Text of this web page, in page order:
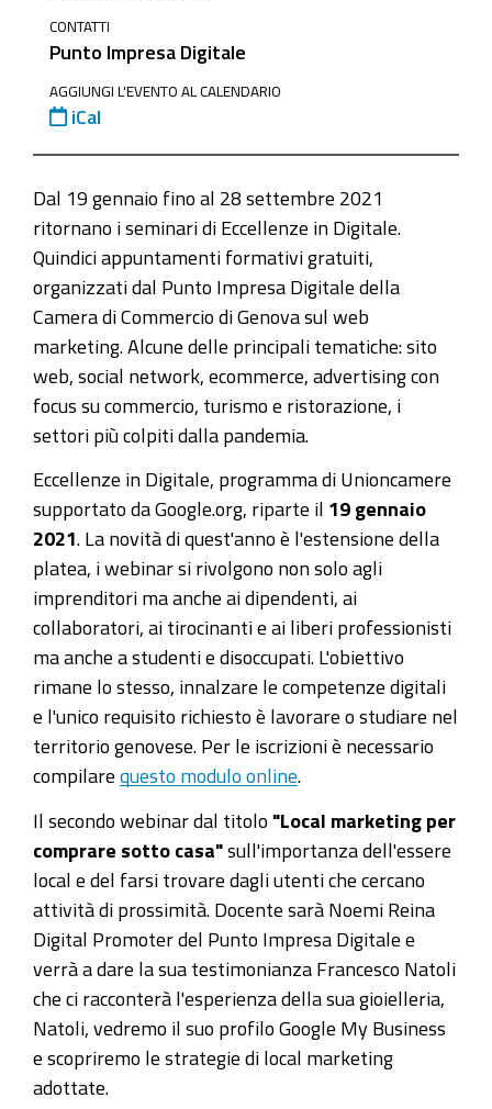
seminario-
eccellenze-
in-
digitale-
gennaio
2°
seminario
Digitale
01-
26T09:00:00+01:00
01-
26T11:00:00+01:00
26
gennaio
2021
dalle
9
11
su
piattaforma
Zoom
il
primo
seminario
della
nuova
edizione
CONTATTI
Punto Impresa Digitale
AGGIUNGI L'EVENTO AL CALENDARIO
iCal
Dal 19 gennaio fino al 28 settembre 2021
ritornano i seminari di Eccellenze in Digitale.
Quindici appuntamenti formativi gratuiti,
organizzati dal Punto Impresa Digitale della
Camera di Commercio di Genova sul web
marketing. Alcune delle principali tematiche: sito
web, social network, ecommerce, advertising con
focus su commercio, turismo e ristorazione, i
settori più colpiti dalla pandemia.
Eccellenze in Digitale, programma di Unioncamere
supportato da Google.org, riparte il 19 gennaio
2021 . La novità di quest'anno è l'estensione della
platea, i webinar si rivolgono non solo agli
imprenditori ma anche ai dipendenti, ai
collaboratori, ai tirocinanti e ai liberi professionisti
ma anche a studenti e disoccupati. L'obiettivo
rimane lo stesso, innalzare le competenze digitali
e l'unico requisito richiesto è lavorare o studiare nel
territorio genovese. Per le iscrizioni è necessario
compilare questo modulo online
Il secondo webinar dal titolo "Local marketing per
comprare sotto casa" sull'importanza dell'essere
local e del farsi trovare dagli utenti che cercano
attività di prossimità. Docente sarà Noemi Reina
Digital Promoter del Punto Impresa Digitale e
verrà a dare la sua testimonianza Francesco Natoli
che ci racconterà l'esperienza della sua gioielleria,
Natoli, vedremo il suo profilo Google My Business
e scopriremo le strategie di local marketing
adottate.